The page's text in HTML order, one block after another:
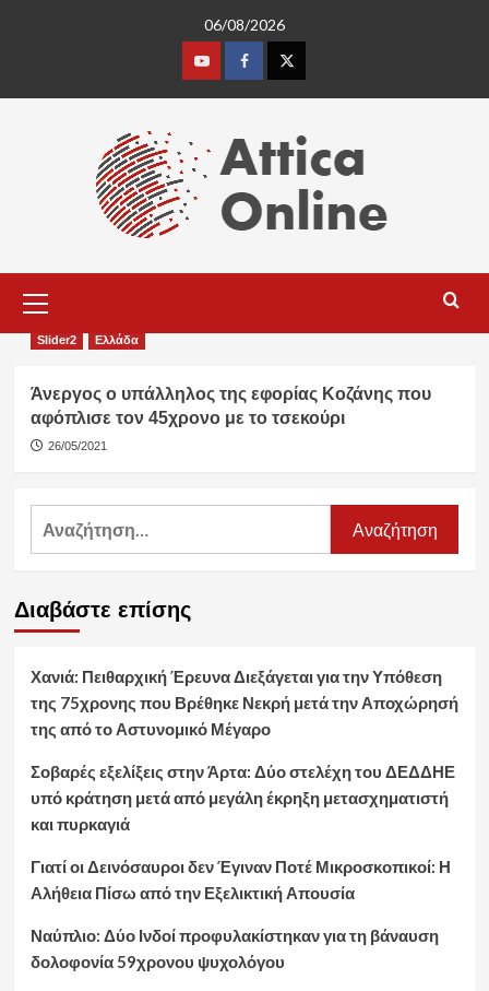
06/08/2026
YoutubeFacebookTwitter
Menu
Slider2 Ελλάδα
Άνεργος ο υπάλληλος της εφορίας Κοζάνης που
αφόπλισε τον 45χρονο με το τσεκούρι
26/05/2021
Αναζήτηση
Διαβάστε επίσης
Χανιά: Πειθαρχική Έρευνα Διεξάγεται για την Υπόθεση
της 75χρονης που Βρέθηκε Νεκρή μετά την Αποχώρησή
της από το Αστυνομικό Μέγαρο
Σοβαρές εξελίξεις στην Άρτα: Δύο στελέχη του ΔΕΔΔΗΕ
υπό κράτηση μετά από μεγάλη έκρηξη μετασχηματιστή
και πυρκαγιά
Γιατί οι Δεινόσαυροι δεν Έγιναν Ποτέ Μικροσκοπικοί: Η
Αλήθεια Πίσω από την Εξελικτική Απουσία
Ναύπλιο: Δύο Ινδοί προφυλακίστηκαν για τη βάναυση
δολοφονία 59χρονου ψυχολόγου